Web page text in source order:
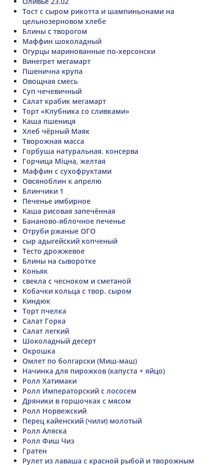
Тост с сыром рикотта и шампиньонами на
цельнозерновом хлебе
Блины с творогом
Маффин шоколадный
Огурцы маринованные по-херсонски
Винегрет мегамарт
Пшенична крупа
Овощная смесь
Суп чечевичный
Салат крабик мегамарт
Торт «Клубника со сливками»
Каша пшениця
Хлеб чёрный Маяк
Творожная масса
Горбуша натуральная. консерва
Горчица Міцна, желтая
Маффин с сухофруктами
Овсяноблин к апрелю
Блинчики 1
Печенье имбирное
Каша рисовая запечённая
Бананово-яблочное печенье
Отруби ржаные ОГО
сыр адыгейский копченый
Тесто дрожжевое
Блины на сыворотке
Коньяк
свекла с чесноком и сметаной
Кобачки кольца с твор. сыром
Киндюк
Торт пчелка
Салат Горка
Салат легкий
Шоколадный десерт
Окрошка
Омлет по болгарски (Миш-маш)
Начинка для пирожков (капуста + яйцо)
Ролл Хатимаки
Ролл Императорский с лососем
Дряники в горшочках с мясом
Ролл Норвежский
Перец кайенский (чили) молотый
Ролл Аляска
Ролл Фиш Чиз
Гратен
Рулет из лаваша с красной рыбой и творожным